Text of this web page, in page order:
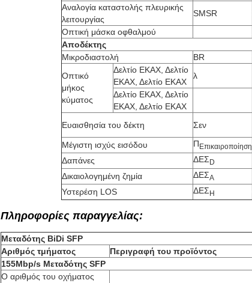
Αναλογία καταστολής πλευρικής
λειτουργίας
SMSR
Οπτική μάσκα οφθαλμού
Αποδέκτης
Μικροδιαστολή
BR
Οπτικό
μήκος
κύματος
Δελτίο ΕΚΑΧ, Δελτίο
ΕΚΑΧ, Δελτίο ΕΚΑΧ
λ
Δελτίο ΕΚΑΧ, Δελτίο
ΕΚΑΧ, Δελτίο ΕΚΑΧ
Ευαισθησία του δέκτη Σεν
Μέγιστη ισχύς εισόδου ΠΕπικαιροποίηση
Δαπάνες
ΔΕΣD
Δικαιολογημένη ζημία
ΔΕΣΑ
Υστερέση LOS
ΔΕΣH
Πληροφορίες παραγγελίας:
Μεταδότης BiDi SFP
Αριθμός τμήματος
Περιγραφή του προϊόντος
155Mbp/s Μεταδότης SFP
Ο αριθμός του οχήματος